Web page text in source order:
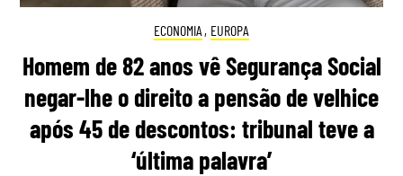
ECONOMIA , EUROPA
Homem de 82 anos vê Segurança Social
negar-lhe o direito a pensão de velhice
após 45 de descontos: tribunal teve a
‘última palavra’